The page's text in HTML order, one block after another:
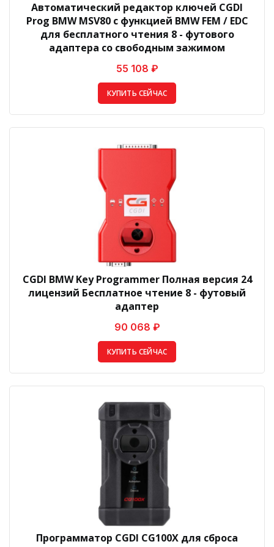
Автоматический редактор ключей CGDI
Prog BMW MSV80 с функцией BMW FEM / EDC
для бесплатного чтения 8 - футового
адаптера со свободным зажимом
55 108 ₽
КУПИТЬ СЕЙЧАС
CGDI BMW Key Programmer Полная версия 24
лицензий Бесплатное чтение 8 - футовый
адаптер
90 068 ₽
КУПИТЬ СЕЙЧАС
Программатор CGDI CG100X для сброса